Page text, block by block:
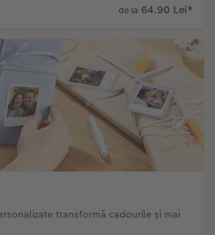
de la 64.90 Lei*
transformă cadourile și mai